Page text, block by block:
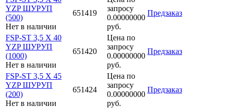
YZP ШУРУП
(500)
Нет в наличии
651419
запросу
0.00000000
руб.
Предзаказ
FSP-ST 3,5 X 40
YZP ШУРУП
(1000)
Нет в наличии
651420
Цена по
запросу
0.00000000
руб.
Предзаказ
FSP-ST 3,5 X 45
YZP ШУРУП
(200)
Нет в наличии
651424
Цена по
запросу
0.00000000
руб.
Предзаказ